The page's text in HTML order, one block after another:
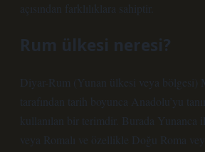
açısından farklılıklara sahiptir.
Rum ülkesi neresi?
Diyar-Rum (Yunan ülkesi veya bölgesi)
tarafından tarih boyunca Anadolu’yu
kullanılan bir terimdir. Burada Yunanca
veya Romalı ve özellikle Doğu Roma